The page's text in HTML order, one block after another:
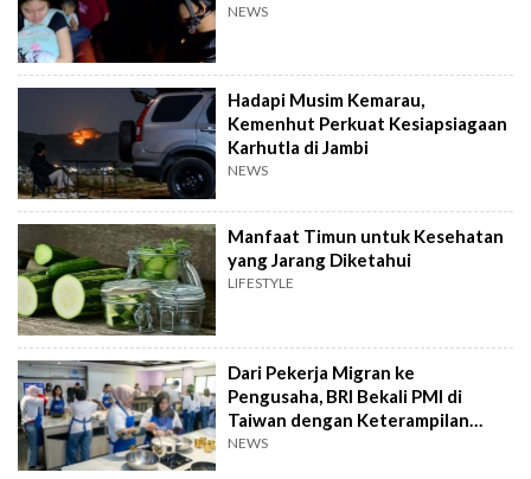
NEWS
Hadapi Musim Kemarau,
Kemenhut Perkuat Kesiapsiagaan
Karhutla di Jambi
NEWS
Manfaat Timun untuk Kesehatan
yang Jarang Diketahui
LIFESTYLE
Dari Pekerja Migran ke
Pengusaha, BRI Bekali PMI di
Taiwan dengan Keterampilan
Bisnis
NEWS